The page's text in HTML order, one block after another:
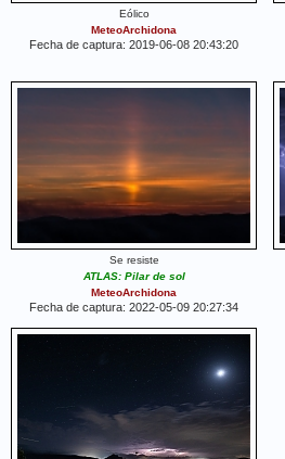
Eólico
MeteoArchidona
Fecha de captura: 2019-06-08 20:43:20
Se resiste
ATLAS: Pilar de sol
MeteoArchidona
Fecha de captura: 2022-05-09 20:27:34